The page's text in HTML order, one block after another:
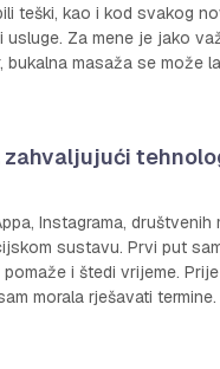
teški, kao i kod svakog
Za mene je jako
bukalna masaža se
zahvaljujući
Instagrama,
sustavu. Prvi put
i štedi vrijeme.
morala rješavati